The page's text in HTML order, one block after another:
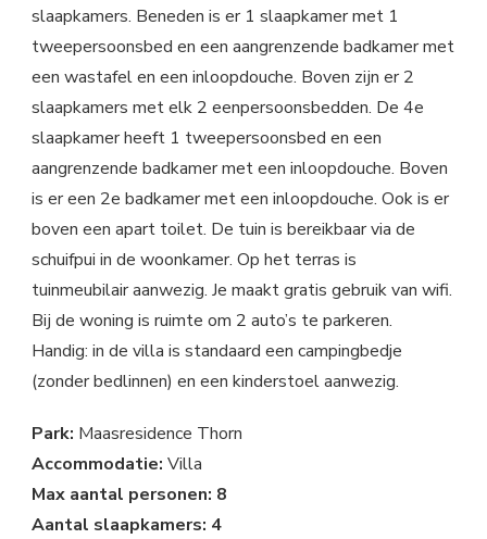
slaapkamers. Beneden is er 1 slaapkamer met 1
tweepersoonsbed en een aangrenzende badkamer met
een wastafel en een inloopdouche. Boven zijn er 2
slaapkamers met elk 2 eenpersoonsbedden. De 4e
slaapkamer heeft 1 tweepersoonsbed en een
aangrenzende badkamer met een inloopdouche. Boven
is er een 2e badkamer met een inloopdouche. Ook is er
boven een apart toilet. De tuin is bereikbaar via de
schuifpui in de woonkamer. Op het terras is
tuinmeubilair aanwezig. Je maakt gratis gebruik van wifi.
Bij de woning is ruimte om 2 auto’s te parkeren.
Handig: in de villa is standaard een campingbedje
(zonder bedlinnen) en een kinderstoel aanwezig.
Park: Maasresidence Thorn
Accommodatie: Villa
Max aantal personen: 8
Aantal slaapkamers: 4